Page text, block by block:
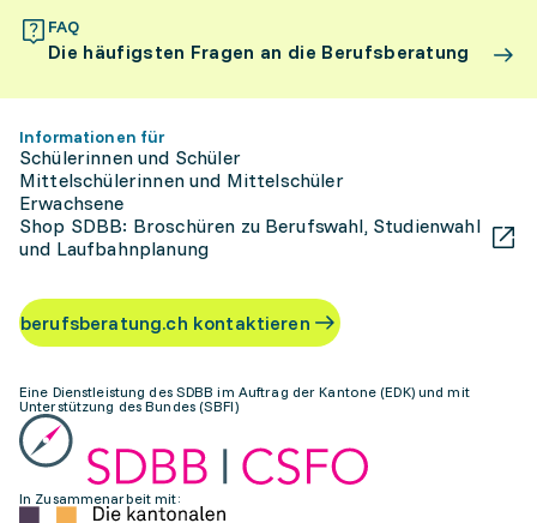
FAQ
Die häufigsten Fragen an die Berufsberatung
Informationen für
Schülerinnen und Schüler
Mittelschülerinnen und Mittelschüler
Erwachsene
Shop SDBB: Broschüren zu Berufswahl, Studienwahl
und Laufbahnplanung
berufsberatung.ch kontaktieren
Eine Dienstleistung des SDBB im Auftrag der Kantone (EDK) und mit
Unterstützung des Bundes (SBFI)
In Zusammenarbeit mit: